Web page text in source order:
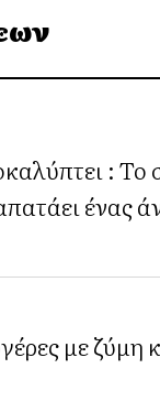
: Το
ένας
με ζύμη